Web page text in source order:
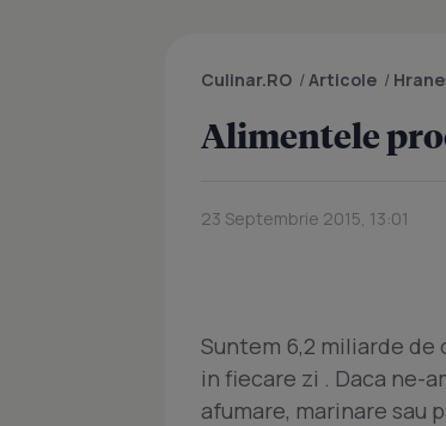
Culinar.RO /Articole /
Alimentele
23 Septembrie 2015, 13:01
Suntem 6,2 miliarde de
in fiecare zi . Daca ne-
afumare, marinare sau